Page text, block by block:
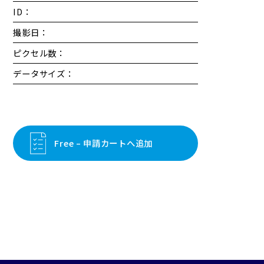
ID：
撮影日：
ピクセル数：
データサイズ：
Free – 申請カートへ追加